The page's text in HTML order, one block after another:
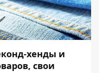
хенды и
свои